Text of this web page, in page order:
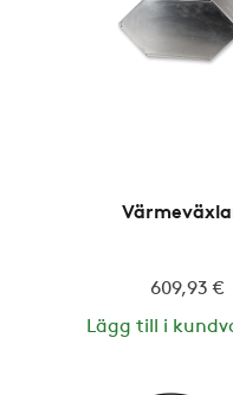
609,93 €
Lägg till i